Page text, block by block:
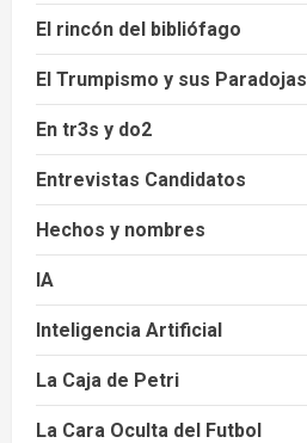
El rincón del bibliófago
El Trumpismo y sus Paradojas
En tr3s y do2
Entrevistas Candidatos
Hechos y nombres
IA
Inteligencia Artificial
La Caja de Petri
La Cara Oculta del Futbol